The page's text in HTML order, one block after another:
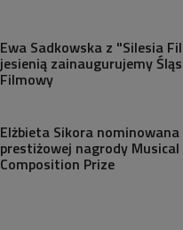
Ewa Sadkowska z "Silesia
jesienią zainaugurujemy
Filmowy
Elżbieta Sikora nominowana
prestiżowej nagrody Musical
Composition Prize